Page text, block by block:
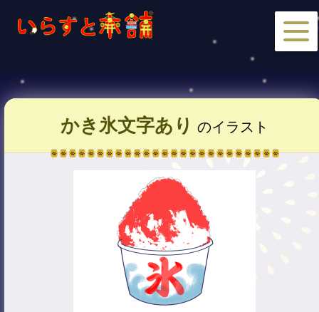
かき氷文字あり のイラスト